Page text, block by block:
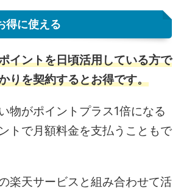
得に使える
イントを日頃活用している方で
りを契約するとお得です。
物がポイントプラス1倍になる
トで月額料金を支払うこともで
楽天サービスと組み合わせて活